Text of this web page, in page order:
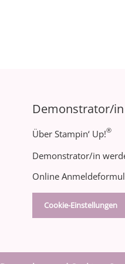
Demonstrator/
Über Stampin‘ Up!®
Demonstrator/in
Online
Cookie-Einstellungen